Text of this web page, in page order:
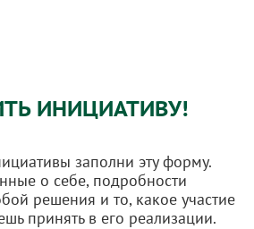
ИНИЦИАТИВУ!
заполни эту форму.
о себе, подробности
решения и то, какое участие
принять в его реализации.